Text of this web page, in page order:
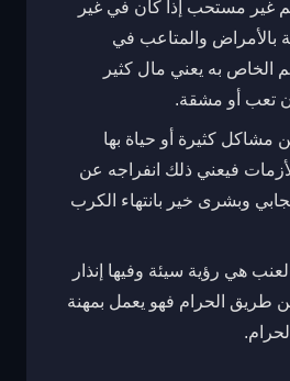
غير مستحب إذا كان في غير
بالأمراض والمتاعب في
الخاص به يعني مال كثير
تعب أو مشقة.
مشاكل كثيرة أو حياة بها
فيعني ذلك انفراجه عن
وبشرى خير بانتهاء الكرب
هي رؤية سيئة وفيها إنذار
عن طريق الحرام فهو يعمل بمهنة